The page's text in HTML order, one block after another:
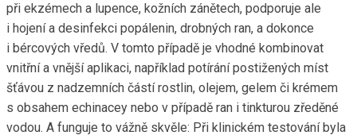
při ekzémech a lupence, kožních zánětech, podporuje ale
i hojení a desinfekci popálenin, drobných ran, a dokonce
i bércových vředů. V tomto případě je vhodné kombinovat
vnitřní a vnější aplikaci, například potírání postižených míst
šťávou z nadzemních částí rostlin, olejem, gelem či krémem
s obsahem echinacey nebo v případě ran i tinkturou zředěné
vodou. A funguje to vážně skvěle: Při klinickém testování byla